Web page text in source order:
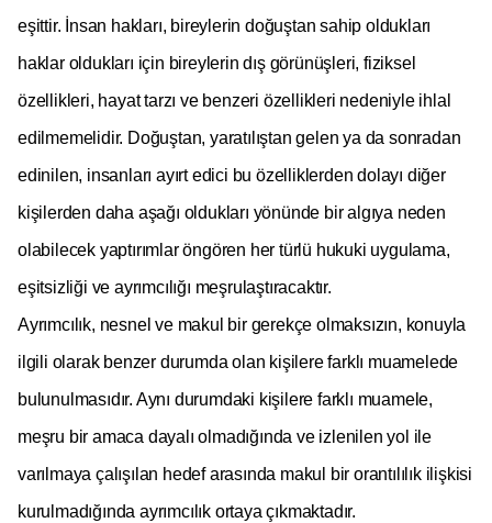
eşittir. İnsan hakları, bireylerin doğuştan sahip oldukları
haklar oldukları için bireylerin dış görünüşleri, fiziksel
özellikleri, hayat tarzı ve benzeri özellikleri nedeniyle ihlal
edilmemelidir. Doğuştan, yaratılıştan gelen ya da sonradan
edinilen, insanları ayırt edici bu özelliklerden dolayı diğer
kişilerden daha aşağı oldukları yönünde bir algıya neden
olabilecek yaptırımlar öngören her türlü hukuki uygulama,
eşitsizliği ve ayrımcılığı meşrulaştıracaktır.
Ayrımcılık, nesnel ve makul bir gerekçe olmaksızın, konuyla
ilgili olarak benzer durumda olan kişilere farklı muamelede
bulunulmasıdır. Aynı durumdaki kişilere farklı muamele,
meşru bir amaca dayalı olmadığında ve izlenilen yol ile
varılmaya çalışılan hedef arasında makul bir orantılılık ilişkisi
kurulmadığında ayrımcılık ortaya çıkmaktadır.